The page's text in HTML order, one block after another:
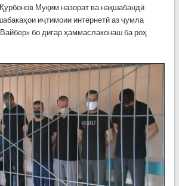
Муқим назорат ва нақшабандӣ
иҷтимоии интернетӣ аз ҷумла
бо дигар ҳаммаслаконаш ба роҳ